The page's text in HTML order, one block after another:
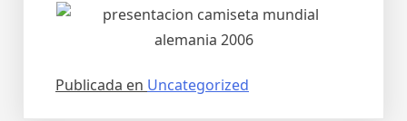
Publicada en Uncategorized